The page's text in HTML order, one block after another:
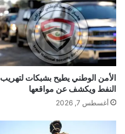
الأمن الوطني يطيح بشبكات لتهريب
النفط ويكشف عن مواقعها
أغسطس 7, 2026